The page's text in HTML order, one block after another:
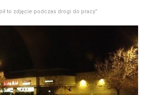
to zdjęcie podczas drogi do pracy”